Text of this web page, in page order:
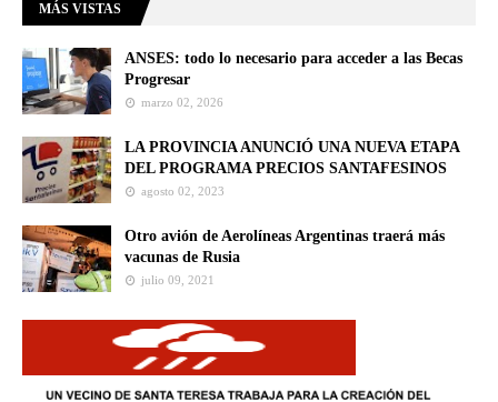
MÁS VISTAS
ANSES: todo lo necesario para acceder a las Becas
Progresar
marzo 02, 2026
LA PROVINCIA ANUNCIÓ UNA NUEVA ETAPA
DEL PROGRAMA PRECIOS SANTAFESINOS
agosto 02, 2023
Otro avión de Aerolíneas Argentinas traerá más
vacunas de Rusia
julio 09, 2021